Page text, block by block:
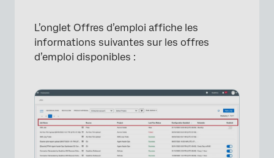
L’onglet Offres d’emploi affiche les
informations suivantes sur les offres
d’emploi disponibles :